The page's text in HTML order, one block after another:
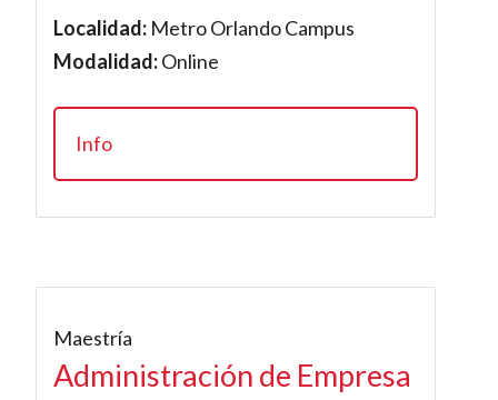
Localidad: Metro Orlando Campus
Modalidad:Online
Info
Maestría
Administración de Empresa